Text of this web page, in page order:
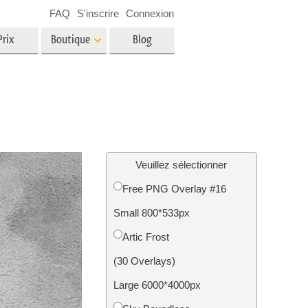
immobilière
Services de restauration photo
Boutique Blog
FAQ S'inscrire Connexion
Veuillez sélectionner
Free PNG Overlay #16
Small 800*533px
Artic Frost
(30 Overlays)
Large 6000*4000px